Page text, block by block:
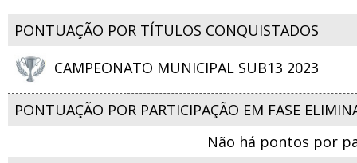
PONTUAÇÃO POR TÍTULOS CONQUISTADOS
CAMPEONATO MUNICIPAL SUB13 2023
PONTUAÇÃO POR PARTICIPAÇÃO EM FASE
Não há pontos por